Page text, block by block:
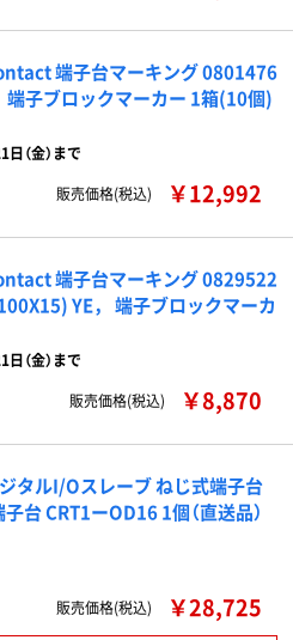
端子台マーキング 0801476
端子ブロックマーカー 1箱(10個)
（金）まで
販売価格(税込)
￥12,992
端子台マーキング 0829522
YE， 端子ブロックマーカ
（金）まで
販売価格(税込)
￥8,870
タルI/Oスレーブ ねじ式端子台
台 CRT1ーOD16 1個（直送品）
販売価格(税込) ￥28,725